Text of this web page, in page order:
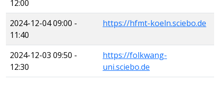
12:00
2024-12-04 09:00 -
11:40
https://hfmt-koeln.sciebo.de
2024-12-03 09:50 -
12:30
https://folkwang-
uni.sciebo.de